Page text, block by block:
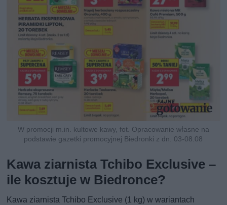
W promocji m.in. kultowe kawy, fot. Opracowanie własne na
podstawie gazetki promocyjnej Biedronki z dn. 03-08.08
Kawa ziarnista Tchibo Exclusive –
ile kosztuje w Biedronce?
Kawa ziarnista Tchibo Exclusive (1 kg) w wariantach